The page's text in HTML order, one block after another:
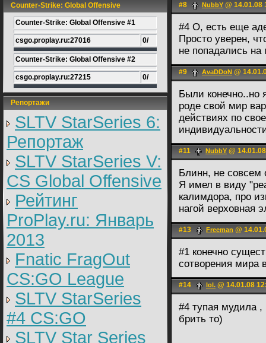
Counter-Strike: Global Offensive
Counter-Strike: Global Offensive #1
csgo.proplay.ru:27016 0/
Counter-Strike: Global Offensive #2
csgo.proplay.ru:27215 0/
Репортажи
SLTV StarSeries 6:
Репортаж
SLTV StarSeries V:
CS Global Offensive
Рейтинг
ProPlay.ru: Январь
2013
Fnatic FragOut
CS:GO League
SLTV StarSeries
#4 CS:GO
SLTV Star Series
#8 NubbY @ 14.01.08
#4 О, есть еще
Просто уверен,
не попадались на
#9 AvaDDoN @
Были конечно..но
роде свой мир
действиях по
#11 NubbY @
Блинн, не совсем
Я имел в виду
калимдора, про
нагой верховная
#13 Freeman @
#1 конечно
сотворения мира
#14 lol. @ 14.01.08
#4 тупая мудила ,
брить то)